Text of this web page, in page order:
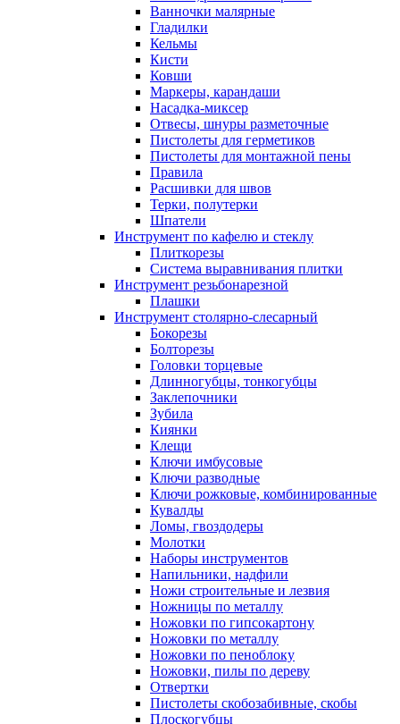
Ванночки малярные
Гладилки
Кельмы
Кисти
Ковши
Маркеры, карандаши
Насадка-миксер
Отвесы, шнуры разметочные
Пистолеты для герметиков
Пистолеты для монтажной пены
Правила
Расшивки для швов
Терки, полутерки
Шпатели
Инструмент по кафелю и стеклу
Плиткорезы
Система выравнивания плитки
Инструмент резьбонарезной
Плашки
Инструмент столярно-слесарный
Бокорезы
Болторезы
Головки торцевые
Длинногубцы, тонкогубцы
Заклепочники
Зубила
Киянки
Клещи
Ключи имбусовые
Ключи разводные
Ключи рожковые, комбинированные
Кувалды
Ломы, гвоздодеры
Молотки
Наборы инструментов
Напильники, надфили
Ножи строительные и лезвия
Ножницы по металлу
Ножовки по гипсокартону
Ножовки по металлу
Ножовки по пеноблоку
Ножовки, пилы по дереву
Отвертки
Пистолеты скобозабивные, скобы
Плоскогубцы